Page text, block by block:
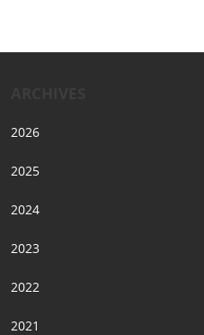
2026
2025
2024
2023
2022
2021